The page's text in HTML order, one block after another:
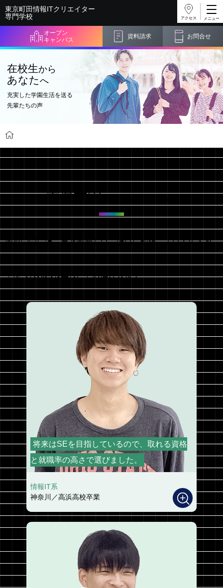
東京町田情報ITクリエイター
専門学校
オープン
キャンパス
資料請求 お問合せ
アクセス
在校生から
あなたへ
充実した学園生活を送る
先輩たちの声
大原学園
大原学園には、夢と希望をいっぱいに頑張っている先輩が
将来はSEを目指しているので、取れる資格
と就職率の高さで選びました。
情報IT系
神奈川／高浜高校卒業